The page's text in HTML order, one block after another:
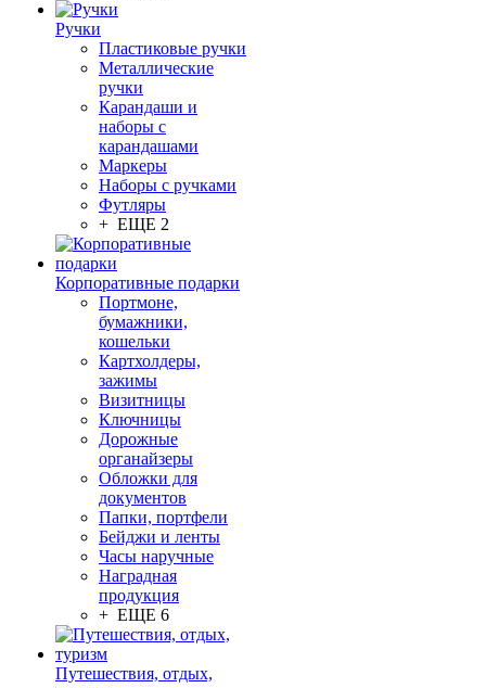
Ручки
Пластиковые ручки
Металлические
ручки
Карандаши и
наборы с
карандашами
Маркеры
Наборы с ручками
Футляры
+ ЕЩЕ 2
Корпоративные подарки
Портмоне,
бумажники,
кошельки
Картхолдеры,
зажимы
Визитницы
Ключницы
Дорожные
органайзеры
Обложки для
документов
Папки, портфели
Бейджи и ленты
Часы наручные
Наградная
продукция
+ ЕЩЕ 6
Путешествия, отдых,